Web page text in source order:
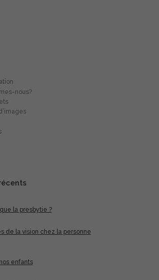
nous?
la presbytie ?
de la vision chez la personne
enfants